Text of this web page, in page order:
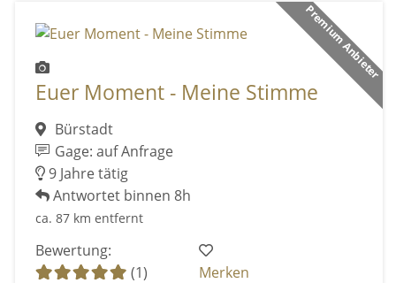
Premium Anbieter
Euer Moment - Meine Stimme
Bürstadt
Gage: auf Anfrage
9 Jahre tätig
Antwortet binnen 8h
ca. 87 km entfernt
Bewertung:
(1)
Merken